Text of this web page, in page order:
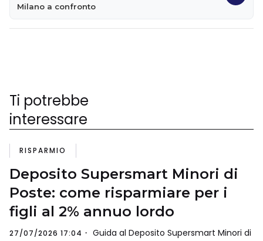
Milano a confronto
Ti potrebbe
interessare
RISPARMIO
Deposito Supersmart Minori di
Poste: come risparmiare per i
figli al 2% annuo lordo
27/07/2026 17:04
Guida al Deposito Supersmart Minori di